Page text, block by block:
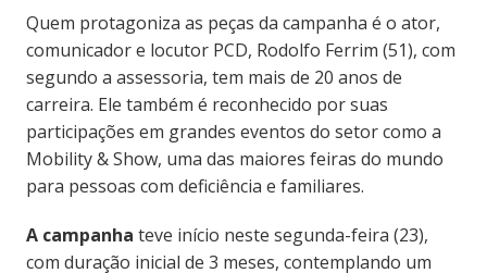
Quem protagoniza as peças da campanha é o ator,
comunicador e locutor PCD, Rodolfo Ferrim (51), com
segundo a assessoria, tem mais de 20 anos de
carreira. Ele também é reconhecido por suas
participações em grandes eventos do setor como a
Mobility & Show, uma das maiores feiras do mundo
para pessoas com deficiência e familiares.
A campanha teve início neste segunda-feira (23),
com duração inicial de 3 meses, contemplando um